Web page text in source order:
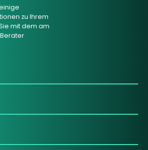
zu Ihrem
mit dem am